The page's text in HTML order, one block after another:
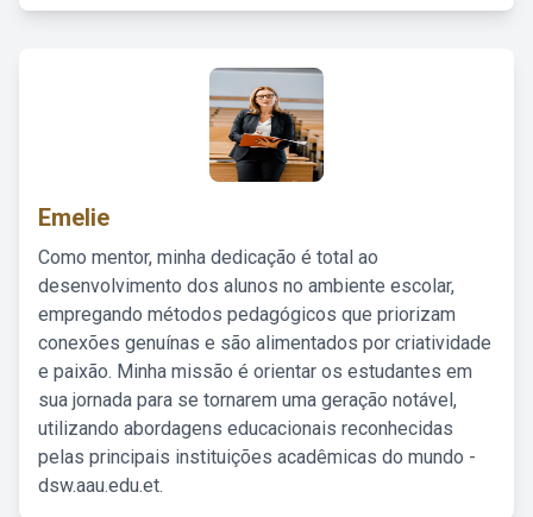
Emelie
Como mentor, minha dedicação é total ao
desenvolvimento dos alunos no ambiente escolar,
empregando métodos pedagógicos que priorizam
conexões genuínas e são alimentados por criatividade
e paixão. Minha missão é orientar os estudantes em
sua jornada para se tornarem uma geração notável,
utilizando abordagens educacionais reconhecidas
pelas principais instituições acadêmicas do mundo -
dsw.aau.edu.et.